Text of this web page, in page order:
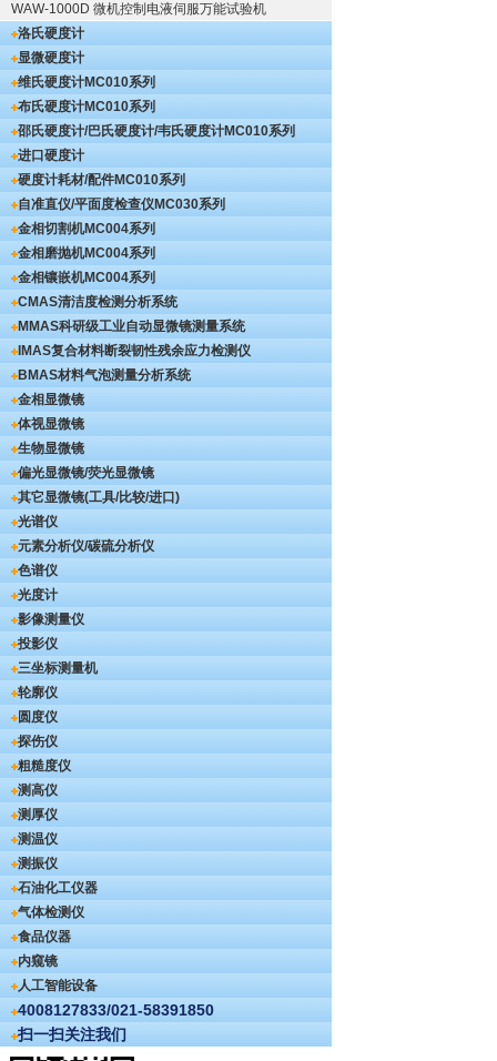
WAW-1000D 微机控制电液伺服万能试验机
洛氏硬度计
显微硬度计
维氏硬度计MC010系列
布氏硬度计MC010系列
邵氏硬度计/巴氏硬度计/韦氏硬度计MC010系列
进口硬度计
硬度计耗材/配件MC010系列
自准直仪/平面度检查仪MC030系列
金相切割机MC004系列
金相磨抛机MC004系列
金相镶嵌机MC004系列
CMAS清洁度检测分析系统
MMAS科研级工业自动显微镜测量系统
IMAS复合材料断裂韧性残余应力检测仪
BMAS材料气泡测量分析系统
金相显微镜
体视显微镜
生物显微镜
偏光显微镜/荧光显微镜
其它显微镜(工具/比较/进口)
光谱仪
元素分析仪/碳硫分析仪
色谱仪
光度计
影像测量仪
投影仪
三坐标测量机
轮廓仪
圆度仪
探伤仪
粗糙度仪
测高仪
测厚仪
测温仪
测振仪
石油化工仪器
气体检测仪
食品仪器
内窥镜
人工智能设备
4008127833/021-58391850
扫一扫关注我们